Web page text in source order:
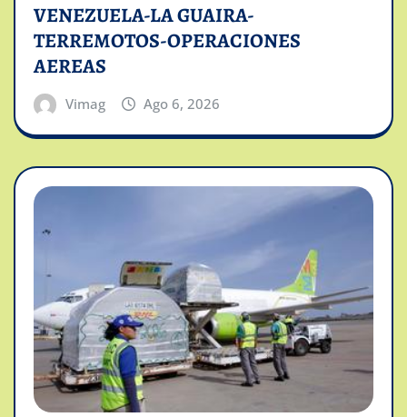
VENEZUELA-LA GUAIRA-
TERREMOTOS-OPERACIONES
AEREAS
Vimag Ago 6, 2026